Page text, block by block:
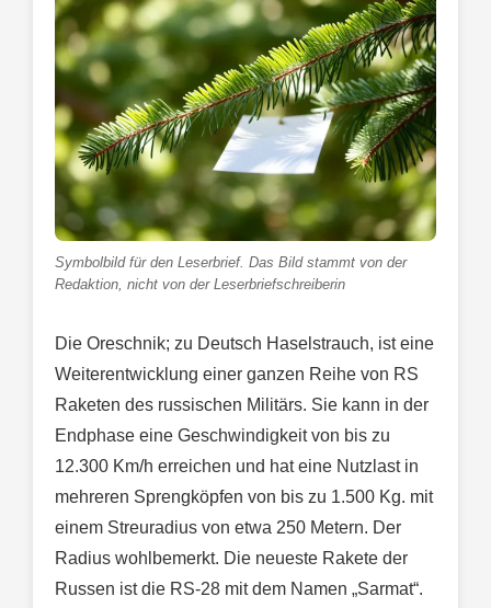
Symbolbild für den Leserbrief. Das Bild stammt von der
Redaktion, nicht von der Leserbriefschreiberin
Die Oreschnik; zu Deutsch Haselstrauch, ist eine
Weiterentwicklung einer ganzen Reihe von RS
Raketen des russischen Militärs. Sie kann in der
Endphase eine Geschwindigkeit von bis zu
12.300 Km/h erreichen und hat eine Nutzlast in
mehreren Sprengköpfen von bis zu 1.500 Kg. mit
einem Streuradius von etwa 250 Metern. Der
Radius wohlbemerkt. Die neueste Rakete der
Russen ist die RS-28 mit dem Namen „Sarmat“.